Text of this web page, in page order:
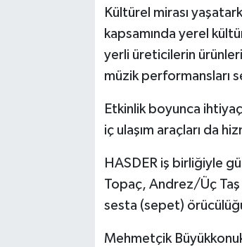
Kültürel mirası
kapsamında yerel
yerli üreticilerin ürünleri
müzik performansları
Etkinlik boyunca
iç ulaşım araçları da
HASDER iş birliğiyle
Topaç, Andrez/Üç Taş
sesta (sepet)
Mehmetçik